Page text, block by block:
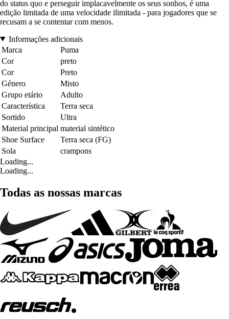
do status quo e perseguir implacavelmente os seus sonhos, é uma
edição limitada de uma velocidade ilimitada - para jogadores que se
recusam a se contentar com menos.
Informações adicionais
Marca
Puma
Cor
preto
Cor
Preto
Género
Misto
Grupo etário
Adulto
Característica
Terra seca
Sortido
Ultra
Material principal material sintético
Shoe Surface
Terra seca (FG)
Sola
crampons
Loading...
Loading...
Todas as nossas marcas